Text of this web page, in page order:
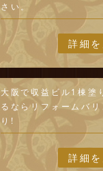
さい。
詳細を
大阪で収益ビル1棟塗
るならリフォームバ
り!
詳細を